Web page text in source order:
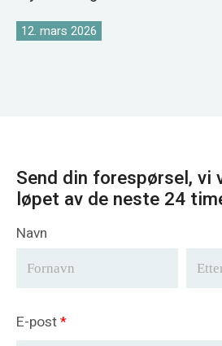
12. mars 2026
Send din forespørsel, vi
løpet av de neste 24
Navn
E-post*